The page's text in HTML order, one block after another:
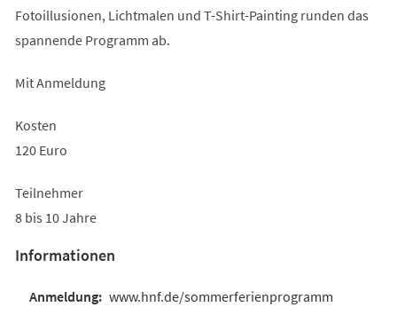
Fotoillusionen, Lichtmalen und T-Shirt-Painting runden das
spannende Programm ab.
Mit Anmeldung
Kosten
120 Euro
Teilnehmer
8 bis 10 Jahre
Informationen
www.hnf.de/sommerferienprogramm